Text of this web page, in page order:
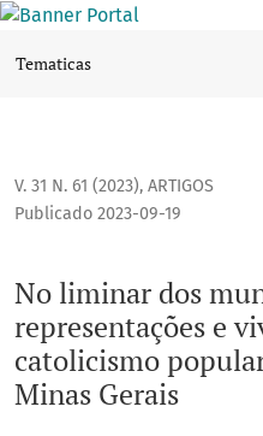
No liminar dos mundos:
Tematicas
V. 31 N. 61 (2023), ARTIGOS
No liminar dos
representações e
catolicismo
Minas Gerais
Publicado 2023-09-19